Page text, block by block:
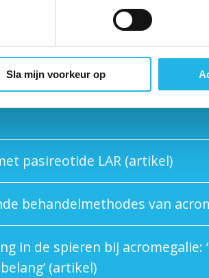
Sla mijn voorkeur op
helpen in het verminderen
(video)
van acromegalie op
pasireotide LAR (artikel)
behandelmethodes van
in de spieren bij acromegalie:
(artikel)